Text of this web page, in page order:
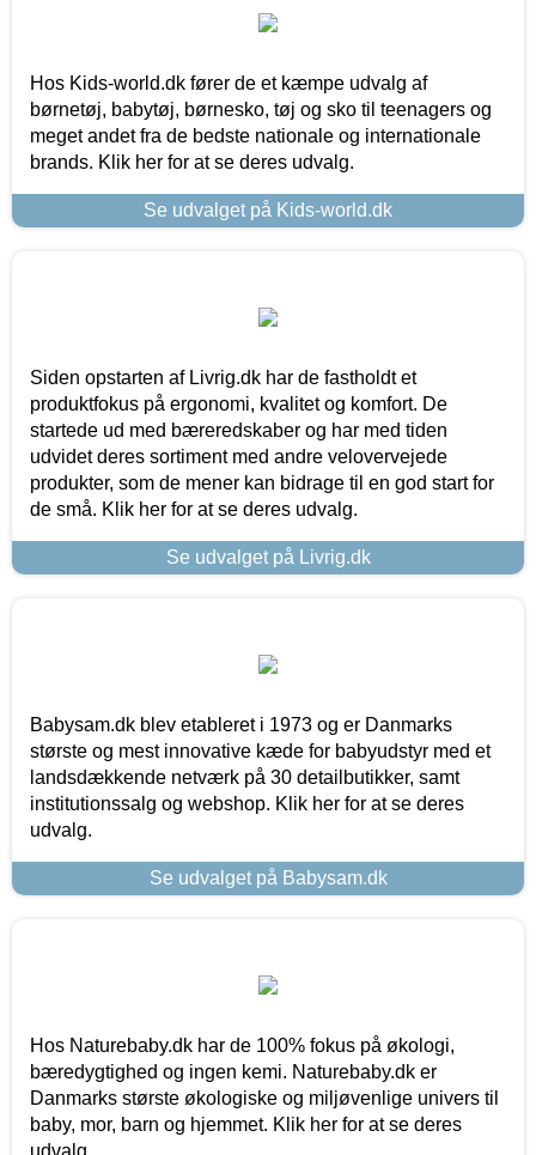
Hos Kids-world.dk fører de et kæmpe udvalg af
børnetøj, babytøj, børnesko, tøj og sko til teenagers og
meget andet fra de bedste nationale og internationale
brands. Klik her for at se deres udvalg.
Se udvalget på Kids-world.dk
Siden opstarten af Livrig.dk har de fastholdt et
produktfokus på ergonomi, kvalitet og komfort. De
startede ud med bæreredskaber og har med tiden
udvidet deres sortiment med andre velovervejede
produkter, som de mener kan bidrage til en god start for
de små. Klik her for at se deres udvalg.
Se udvalget på Livrig.dk
Babysam.dk blev etableret i 1973 og er Danmarks
største og mest innovative kæde for babyudstyr med et
landsdækkende netværk på 30 detailbutikker, samt
institutionssalg og webshop. Klik her for at se deres
udvalg.
Se udvalget på Babysam.dk
Hos Naturebaby.dk har de 100% fokus på økologi,
bæredygtighed og ingen kemi. Naturebaby.dk er
Danmarks største økologiske og miljøvenlige univers til
baby, mor, barn og hjemmet. Klik her for at se deres
udvalg.